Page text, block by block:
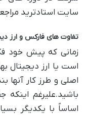
سایت استادترید
تفاوت های فارکس و ارز
زمانی که پیش خود
است یا ارز دیجیتال
اصلی و طرز کار آنها
باشید.علیرغم
اساساً با یکدیگر